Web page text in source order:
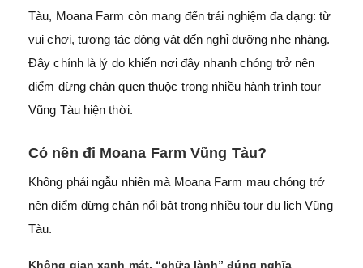
Tàu, Moana Farm còn mang đến trải nghiệm đa dạng: từ
vui chơi, tương tác động vật đến nghỉ dưỡng nhẹ nhàng.
Đây chính là lý do khiến nơi đây nhanh chóng trở nên
điểm dừng chân quen thuộc trong nhiều hành trình tour
Vũng Tàu hiện thời.
Có nên đi Moana Farm Vũng Tàu?
Không phải ngẫu nhiên mà Moana Farm mau chóng trở
nên điểm dừng chân nổi bật trong nhiều tour du lịch Vũng
Tàu.
Không gian xanh mát, “chữa lành” đúng nghĩa